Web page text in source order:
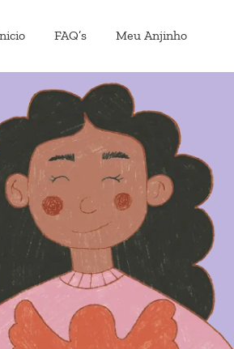
FAQ’s Meu Anjinho